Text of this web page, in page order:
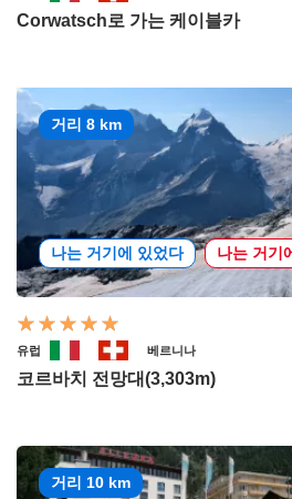
Corwatsch로 가는 케이블카
거리 8 km
나는 거기에 있었다 나는 거기
유럽 베르니나
코르바치 전망대(3,303m)
거리 10 km